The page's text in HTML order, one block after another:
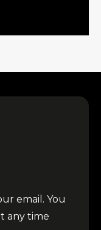
email. You
any time